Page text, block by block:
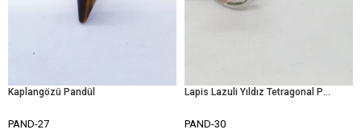
Kaplangözü Pandül
PAND-27
Lapis Lazuli Yıldız Tetragonal Pandül
PAND-30